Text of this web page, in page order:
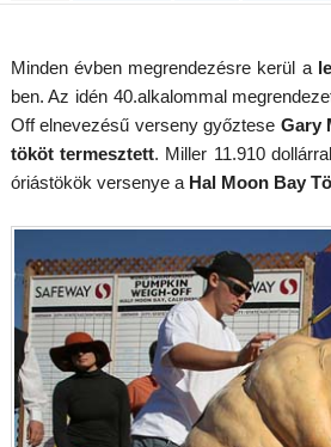
Minden évben megrendezésre kerül a
ben. Az idén 40.alkalommal
Off elnevezésű verseny győztese Gary
tököt termesztett. Miller 11.910
óriástökök versenye a Hal Moon Bay